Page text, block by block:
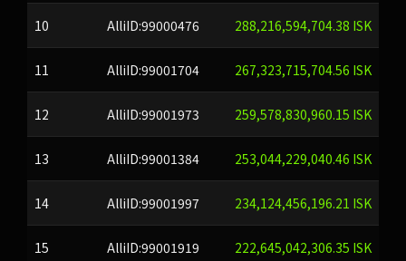
10 AlliID:99000476 288,216,594,704.38 ISK
11 AlliID:99001704 267,323,715,704.56 ISK
12 AlliID:99001973 259,578,830,960.15 ISK
13 AlliID:99001384 253,044,229,040.46 ISK
14 AlliID:99001997 234,124,456,196.21 ISK
15 AlliID:99001919 222,645,042,306.35 ISK